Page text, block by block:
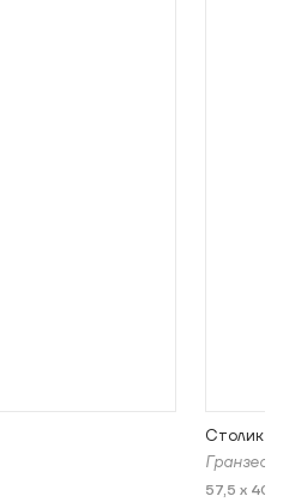
Столик
Гранзео
57,5 x 40